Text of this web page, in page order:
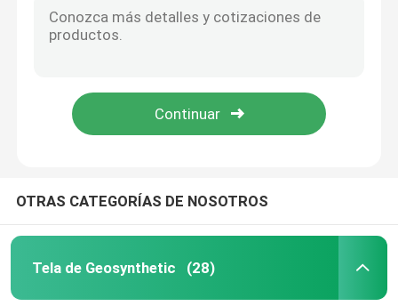
OTRAS CATEGORÍAS DE NOSOTROS
Tela de Geosynthetic (28)